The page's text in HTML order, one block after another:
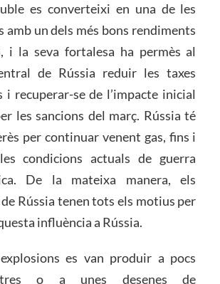
es converteixi en una de les
amb un dels més bons rendiments
i la seva fortalesa ha permès al
de Rússia reduir les taxes
i recuperar-se de l’impacte inicial
les sancions del març. Rússia té
per continuar venent gas, fins i
condicions actuals de guerra
De la mateixa manera, els
Rússia tenen tots els motius per
influència a Rússia.
es van produir a pocs
o a unes desenes de